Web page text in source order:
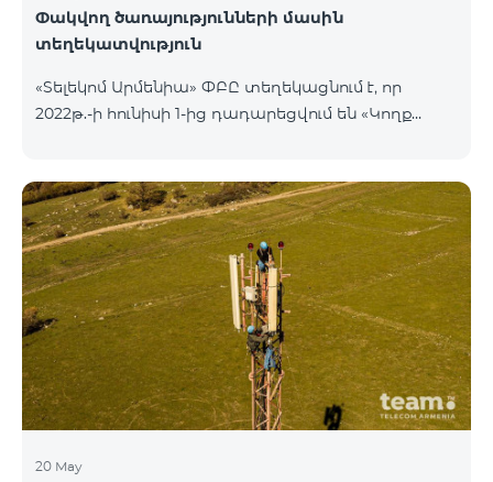
Փակվող ծառայությունների մասին
տեղեկատվություն
«Տելեկոմ Արմենիա» ՓԲԸ տեղեկացնում է, որ
2022թ.-ի հունիսի 1-ից դադարեցվում են «Կողք
ծառայությունների նոր միացումները և ավտոմատ
երկարացման հնարավորությունը: Ինչպես նաև
դադարեցվում է «Սիրելի համարներ»
ծառայության նոր միացումները և գործողությունը։
20 May